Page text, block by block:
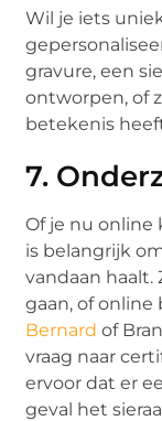
Wil je iets
gravure, een
ontworpen, of
betekenis
7.
Of je nu online
is belangrijk
vandaan haalt.
gaan, of online
Bernard of
vraag naar
ervoor dat er
geval het